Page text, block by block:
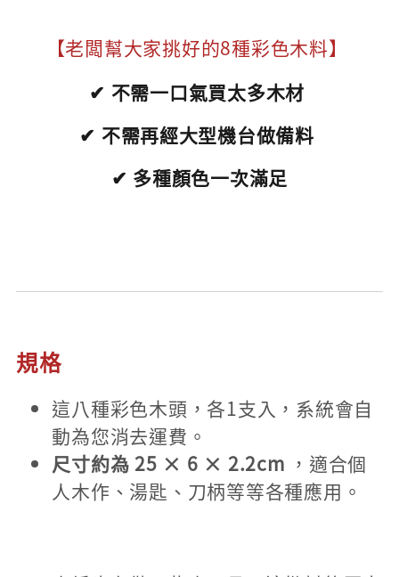
【老闆幫大家挑好的8種彩色木料】
✔ 不需一口氣買太多木材
✔ 不需再經大型機台做備料
✔ 多種顏色一次滿足
規格
這八種彩色木頭，各1支入，系統會自
動為您消去運費。
尺寸約為 25 × 6 × 2.2cm ，適合個
人木作、湯匙、刀柄等等各種應用。